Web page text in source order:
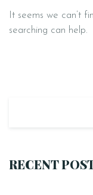
It seems we can’t
searching can help.
RECENT